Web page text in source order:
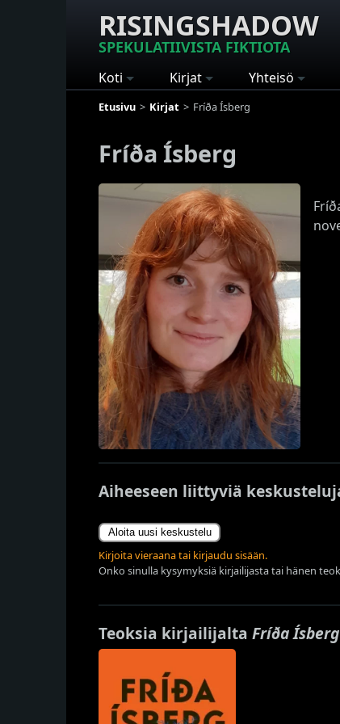
RISINGSHADOW
SPEKULATIIVISTA FIKTIOTA
Koti Kirjat Yhteisö
Etusivu Kirjat Fríða Ísberg
Fríða Ísberg
Aiheeseen liittyviä
Aloita uusi keskustelu
Kirjoita vieraana tai kirjaudu sisään.
Onko sinulla kysymyksiä kirjailijasta tai hänen
Teoksia kirjailijalta Fríða Ísberg